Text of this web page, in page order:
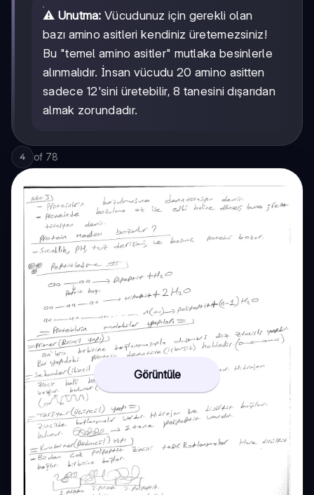
⚠️ Unutma: Vücudunuz için gerekli olan
bazı amino asitleri kendiniz üretemezsiniz!
Bu "temel amino asitler" mutlaka besinlerle
alınmalıdır. İnsan vücudu 20 amino asitten
sadece 12'sini üretebilir, 8 tanesini dışarıdan
almak zorundadır.
4 of 78
Görüntüle